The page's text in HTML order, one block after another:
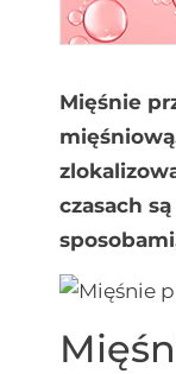
Mięśnie
czasach